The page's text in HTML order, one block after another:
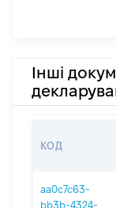
Інші
КОД
aa0c7c63-
bb3b-4324-